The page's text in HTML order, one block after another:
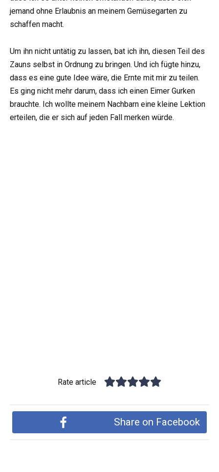
jemand ohne Erlaubnis an meinem Gemüsegarten zu
schaffen macht.
Um ihn nicht untätig zu lassen, bat ich ihn, diesen Teil des
Zauns selbst in Ordnung zu bringen. Und ich fügte hinzu,
dass es eine gute Idee wäre, die Ernte mit mir zu teilen.
Es ging nicht mehr darum, dass ich einen Eimer Gurken
brauchte. Ich wollte meinem Nachbarn eine kleine Lektion
erteilen, die er sich auf jeden Fall merken würde.
Rate article
Share on Facebook